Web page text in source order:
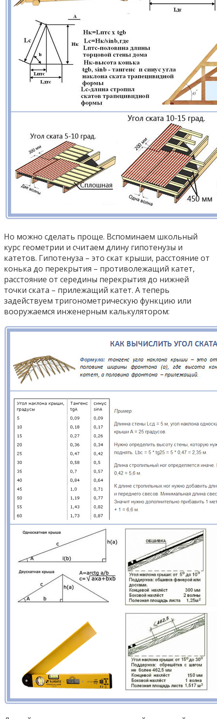
Но можно сделать проще. Вспоминаем школьный
курс геометрии и считаем длину гипотенузы и
катетов. Гипотенуза – это скат крыши, расстояние от
конька до перекрытия – противолежащий катет,
расстояние от середины перекрытия до нижней
точки ската – прилежащий катет. А теперь
задействуем тригонометрическую функцию или
вооружаемся инженерным калькулятором: